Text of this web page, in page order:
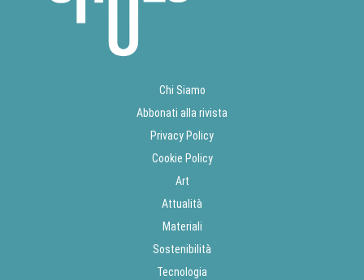
Chi Siamo
Abbonati alla rivista
Privacy Policy
Cookie Policy
Art
Attualità
Materiali
Sostenibilità
Tecnologia